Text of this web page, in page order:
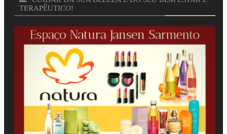
TERAPÊUTICO!